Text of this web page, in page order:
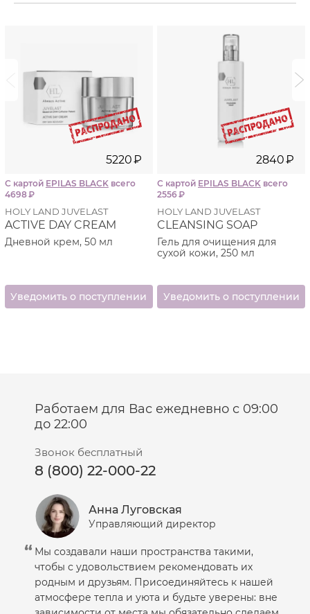
i
5220₽
С картой EPILAS BLACKвсего
4698₽
HOLY LAND JUVELAST
ACTIVE DAY CREAM
Дневной крем, 50 мл
2840₽
С картой EPILAS BLACK всего
2556₽
HOLY LAND JUVELAST
CLEANSING SOAP
Гель для очищения для
сухой кожи, 250 мл
Работаем для Вас ежедневно с 09:00
до 22:00
Звонок бесплатный
8 (800) 22-000-22
Анна Луговская
Управляющий директор
Мы создавали наши пространства такими,
чтобы с удовольствием рекомендовать их
родным и друзьям. Присоединяйтесь к нашей
атмосфере тепла и уюта и будьте уверены: вне